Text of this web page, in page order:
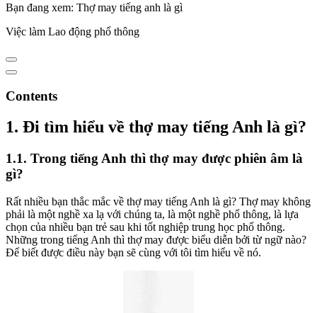
Bạn đang xem: Thợ may tiếng anh là gì
Việc làm Lao động phổ thông
Contents
1. Đi tìm hiểu về thợ may tiếng Anh là gì?
1.1. Trong tiếng Anh thì thợ may được phiên âm là
gì?
Rất nhiều bạn thắc mắc về thợ may tiếng Anh là gì? Thợ may không
phải là một nghề xa lạ với chúng ta, là một nghề phổ thông, là lựa
chọn của nhiều bạn trẻ sau khi tốt nghiệp trung học phổ thông.
Những trong tiếng Anh thì thợ may được biểu diễn bởi từ ngữ nào?
Để biết được điều này bạn sẽ cùng với tôi tìm hiểu về nó.